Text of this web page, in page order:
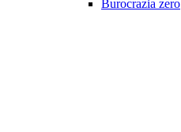
Burocrazia zero